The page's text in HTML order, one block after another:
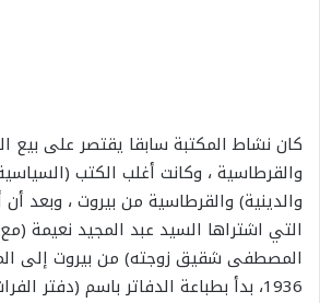
كان نشاط المكتبة سابقا يقتصر على بيع
والقرطاسية ، وكانت أغلب الكتب
والدينية) والقرطاسية من بيروت ، وبعد
التي اشتراها السيد عبد المجيد نعيمة
المصطفى شقيق زوجته) من بيروت إلى
1936، بدأ بطباعة الدفاتر باسم (دفتر